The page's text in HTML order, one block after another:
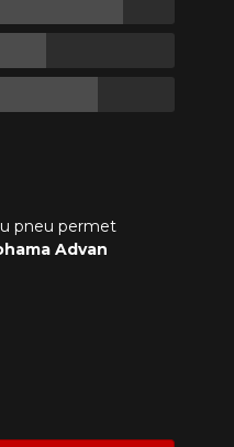
pneu permet
Advan